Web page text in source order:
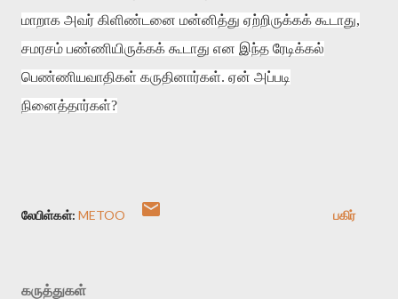
மாறாக அவர் கிளிண்டனை மன்னித்து ஏற்றிருக்கக் கூடாது,
சமரசம் பண்ணியிருக்கக் கூடாது என இந்த ரேடிக்கல்
பெண்ணியவாதிகள் கருதினார்கள். ஏன் அப்படி
நினைத்தார்கள்?
லேபிள்கள்: METOO பகிர்
கருத்துகள்